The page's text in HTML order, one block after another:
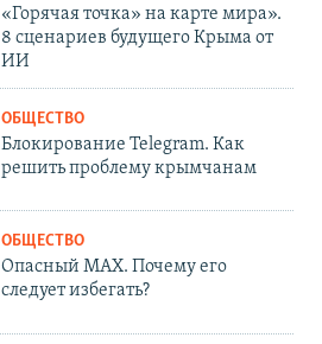
«Горячая точка» на карте мира».
8 сценариев будущего Крыма от
ИИ
ОБЩЕСТВО
Блокирование Telegram. Как
решить проблему крымчанам
ОБЩЕСТВО
Опасный MAX. Почему его
следует избегать?